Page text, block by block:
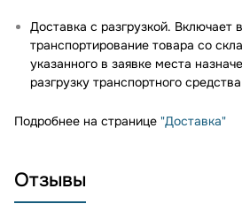
Доставка с разгрузкой. Включает
транспортирование товара со
указанного в заявке места
разгрузку транспортного
Подробнее на странице "Доставка"
Отзывы